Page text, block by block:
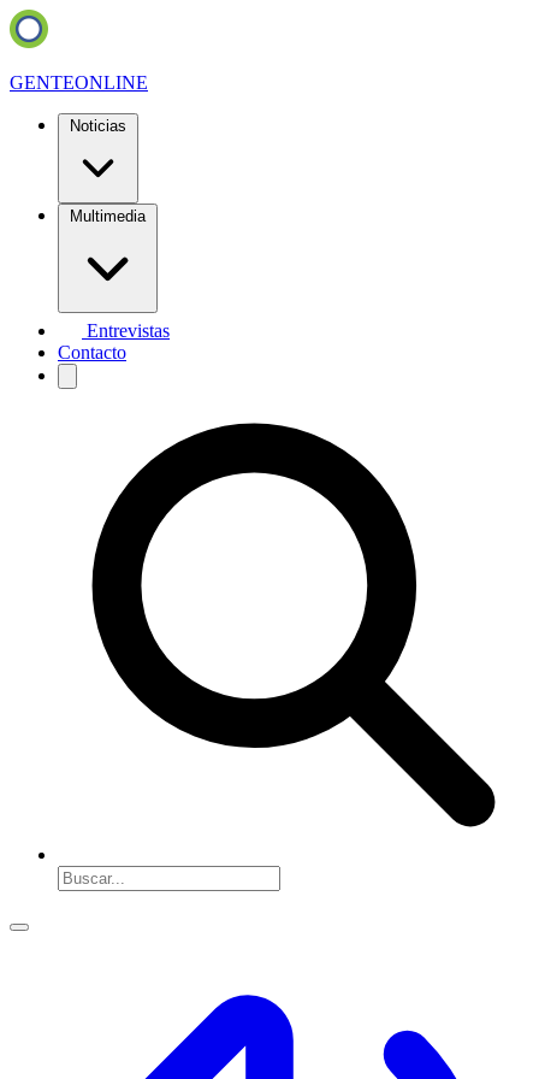
GENTEONLINE
Noticias
Multimedia
Entrevistas
Contacto